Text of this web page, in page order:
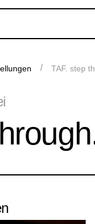
TAF. step